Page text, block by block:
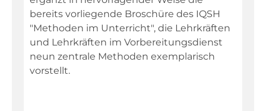
bereits vorliegende Broschüre des IQSH
"Methoden im Unterricht", die Lehrkräften
und Lehrkräften im Vorbereitungsdienst
neun zentrale Methoden exemplarisch
vorstellt.